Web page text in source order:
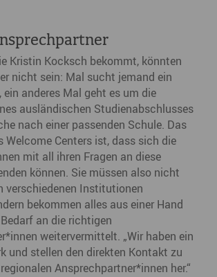
Kristin Kocksch bekommt, könnten
nicht sein: Mal sucht jemand ein
anderes Mal geht es um die
ausländischen Studienabschlusses
nach einer passenden Schule. Das
Welcome Centers ist, dass sich die
mit all ihren Fragen an diese
können. Sie müssen also nicht
verschiedenen Institutionen
bekommen alles aus einer Hand
an die richtigen
weitervermittelt. „Wir haben ein
und stellen den direkten Kontakt zu
Ansprechpartner*innen her.“